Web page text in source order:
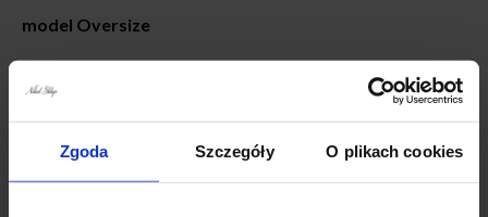
Zgoda Szczegóły O plikach cookies
model Oversize
Długość całkowita od ramienia : 108/110cm
Szerokość w biodrach 2x 65 cm